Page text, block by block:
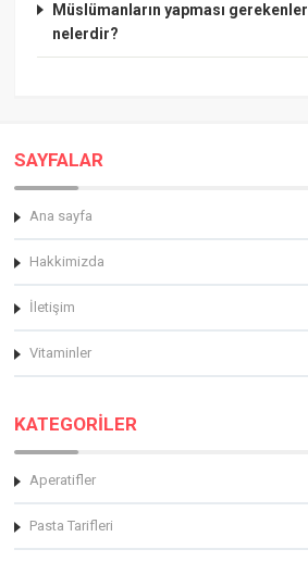
Müslümanların yapması gerekenler
nelerdir?
SAYFALAR
Ana sayfa
Hakkimizda
İletişim
Vitaminler
KATEGORİLER
Aperatifler
Pasta Tarifleri